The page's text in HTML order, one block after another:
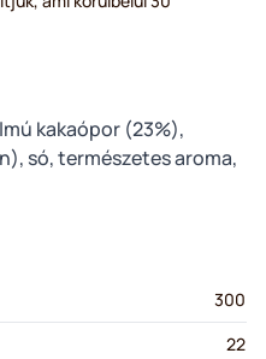
kakaópor (23%),
só, természetes aroma,
300
22